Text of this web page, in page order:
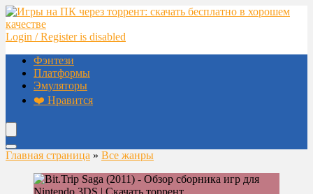
Login / Register is disabled
Фэнтези
Платформы
Эмуляторы
❤️ Нравится
Главная страница » Все жанры